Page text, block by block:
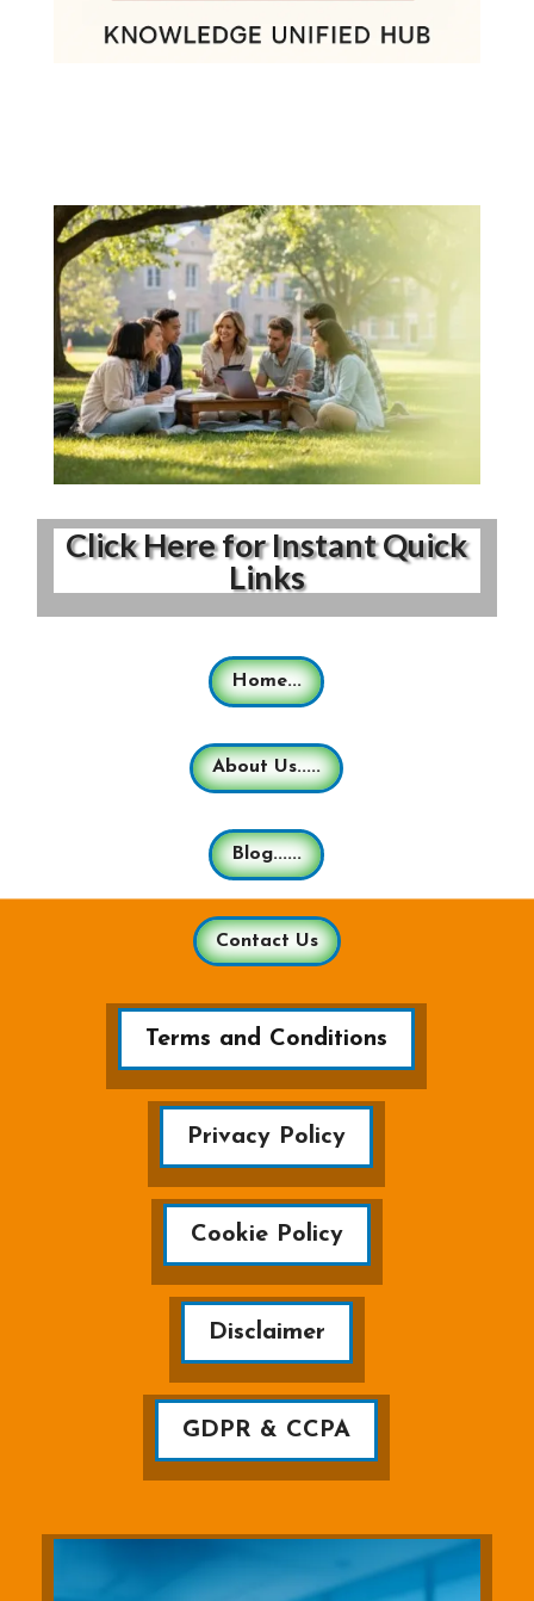
Click Here for Instant Quick
Links
Home...
About Us.....
Blog......
Contact Us
Terms and Conditions
Privacy Policy
Cookie Policy
Disclaimer
GDPR & CCPA